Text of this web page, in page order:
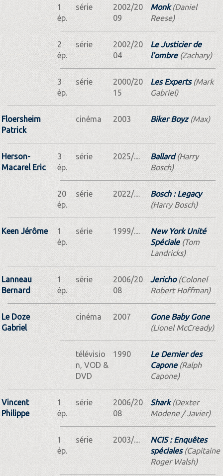
1
ép.
série
2002/20
09
Monk(Daniel
Reese)
2
ép.
série
2002/20
04
Le Justicier de
l'ombre(Zachary)
3
ép.
série
2000/20
15
Les Experts(Mark
Gabriel)
Floersheim
Patrick
cinéma 2003 Biker Boyz(Max)
Herson-
Macarel Eric
3
ép.
série 2025/.... Ballard(Harry
Bosch)
20
ép.
série 2022/....
Bosch : Legacy
(Harry Bosch)
Keen Jérôme
1
ép.
série 1999/....
New York Unité
Spéciale(Tom
Landricks)
Lanneau
Bernard
1
ép.
série
2006/20
08
Jericho(Colonel
Robert Hoffman)
Le Doze
Gabriel
cinéma 2007
Gone Baby Gone
(Lionel McCready)
télévisio
n, VOD &
DVD
1990
Le Dernier des
Capone(Ralph
Capone)
Vincent
Philippe
1
ép.
série
2006/20
08
Shark(Dexter
Modene / Javier)
1
ép.
série 2003/....
NCIS : Enquêtes
spéciales(Capitaine
Roger Walsh)